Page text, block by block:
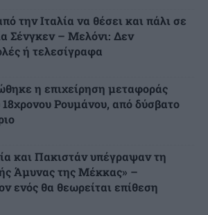
την Ιταλία να θέσει και πάλι σε
Σένγκεν – Μελόνι: Δεν
ή τελεσίγραφα
η επιχείρηση μεταφοράς
Ρουμάνου, από δύσβατο
και Πακιστάν υπέγραψαν τη
Άμυνας της Μέκκας» –
ενός θα θεωρείται επίθεση